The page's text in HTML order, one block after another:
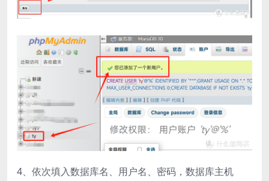
4、依次填入数据库名、用户名、密码，数据库主机